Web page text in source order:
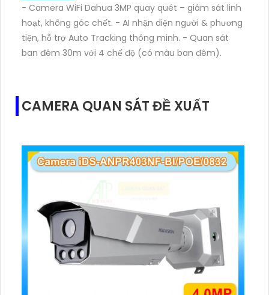
- Camera WiFi Dahua 3MP quay quét – giám sát linh
hoạt, không góc chết. - AI nhận diện người & phương
tiện, hỗ trợ Auto Tracking thông minh. - Quan sát
ban đêm 30m với 4 chế độ (có màu ban đêm).
CAMERA QUAN SÁT ĐỀ XUẤT